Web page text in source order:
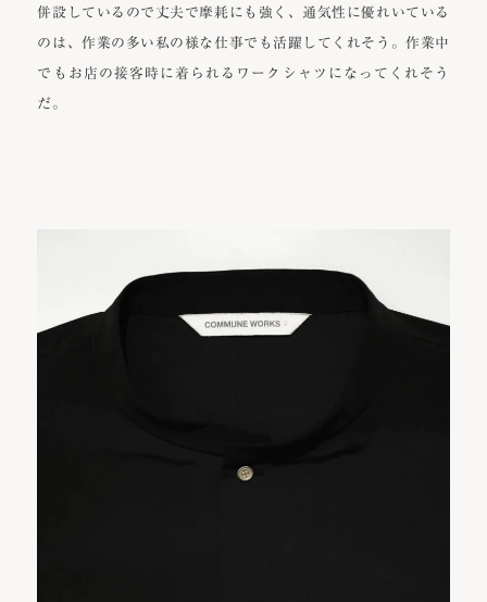
併設しているので丈夫で摩耗にも強く、通気性に優れいている
のは、作業の多い私の様な仕事でも活躍してくれそう。作業中
でもお店の接客時に着られるワークシャツになってくれそう
だ。